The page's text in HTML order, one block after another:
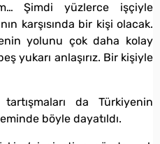
Şimdi yüzlerce işçiyle
karşısında bir kişi olacak.
yolunu çok daha kolay
yukarı anlaşırız. Bir kişiyle
da Türkiyenin
böyle dayatıldı.